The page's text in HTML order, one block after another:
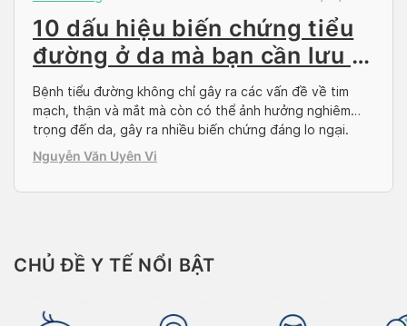
10 dấu hiệu biến chứng tiểu
đường ở da mà bạn cần lưu ý
ngay
Bệnh tiểu đường không chỉ gây ra các vấn đề về tim
mạch, thận và mắt mà còn có thể ảnh hưởng nghiêm
trọng đến da, gây ra nhiều biến chứng đáng lo ngại.
Các dấu hiệu biến chứng tiểu đường trên da thường
xuất hiện sớm và là một trong những cảnh báo đầu […]
Nguyễn Văn Uyên Vi
CHỦ ĐỀ Y TẾ NỔI BẬT